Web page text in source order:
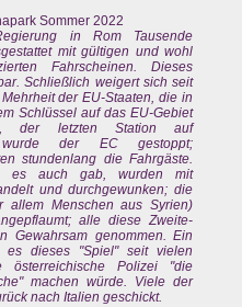
Sommer 2022
in Rom Tausende
mit gültigen und wohl
Fahrscheinen. Dieses
Schließlich weigert sich seit
der EU-Staaten, die in
Schlüssel auf das EU-Gebiet
der letzten Station auf
wurde der EC gestoppt;
stundenlang die Fahrgäste.
es auch gab, wurden mit
und durchgewunken; die
allem Menschen aus Syrien)
alle diese Zweite-
Gewahrsam genommen. Ein
es dieses "Spiel" seit vielen
Polizei "die
machen würde. Viele der
nach Italien geschickt.